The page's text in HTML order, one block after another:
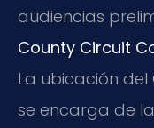
audiencias
County Circuit
La ubicación del
se encarga de